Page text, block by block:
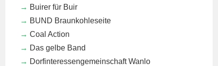
Buirer für Buir
BUND Braunkohleseite
Coal Action
Das gelbe Band
Dorfinteressengemeinschaft Wanlo